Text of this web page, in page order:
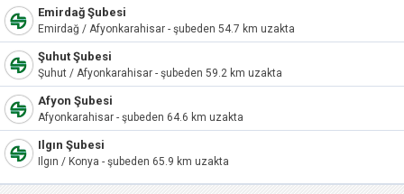
Emirdağ Şubesi
Emirdağ / Afyonkarahisar - şubeden 54.7 km uzakta
Şuhut Şubesi
Şuhut / Afyonkarahisar - şubeden 59.2 km uzakta
Afyon Şubesi
Afyonkarahisar - şubeden 64.6 km uzakta
Ilgın Şubesi
Ilgın / Konya - şubeden 65.9 km uzakta